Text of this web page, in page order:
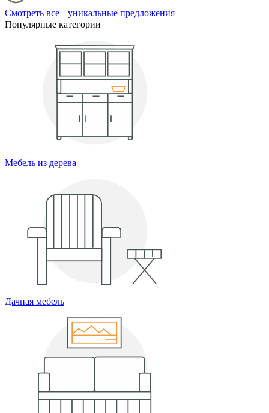
Смотреть все уникальные предложения
Популярные категории
Мебель из дерева
Дачная мебель